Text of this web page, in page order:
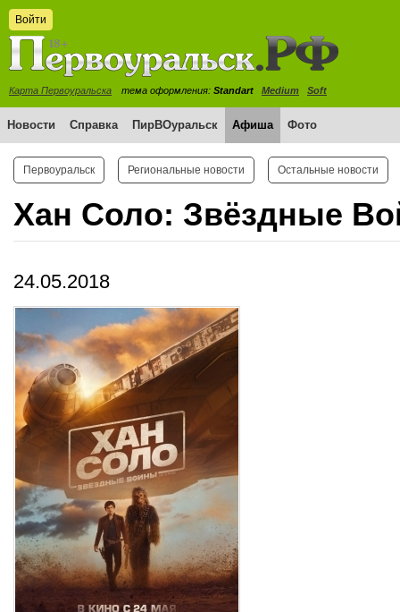
Войти
Карта Первоуральска тема оформления: Standart Medium Soft
Новости Справка ПирВОуральск Афиша Фото
Первоуральск Региональные новости Остальные новости
Хан Соло: Звёздные
24.05.2018